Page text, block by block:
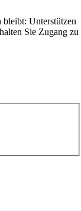
Unterstützen
Sie Zugang zu